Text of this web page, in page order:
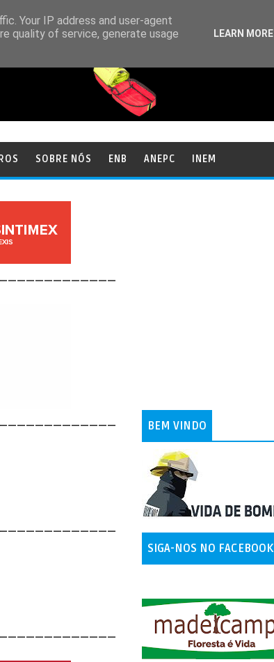
SOBRE NÓS ENB ANEPC INEM
BEM VINDO
SIGA-NOS NO FACEBOOK
Your IP address and user-agent
quality of service, generate usage
LEARN MORE